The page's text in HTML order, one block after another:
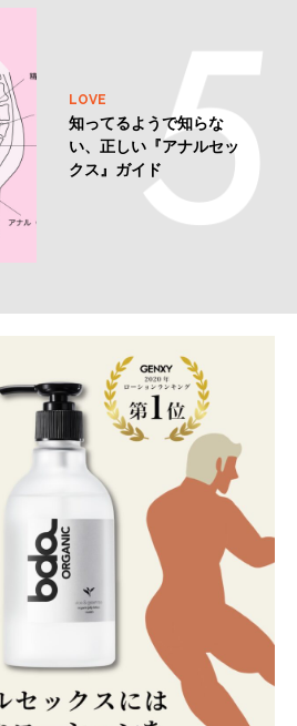
LOVE
知ってるようで知らな
い、正しい『アナルセッ
クス』ガイド